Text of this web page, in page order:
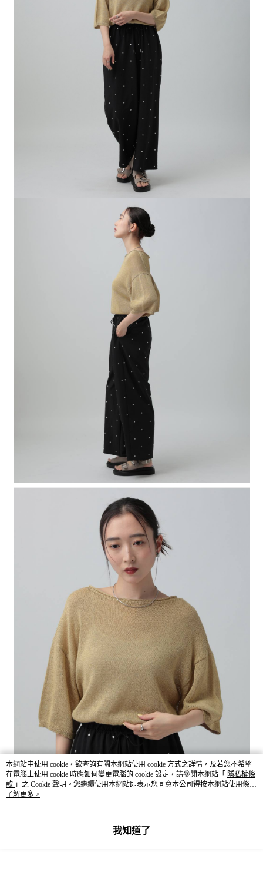
本網站中使用 cookie，欲查詢有關本網站使用 cookie 方式之詳情，及若您不希望
在電腦上使用 cookie 時應如何變更電腦的 cookie 設定，請參閱本網站「 隱私權條
款 」之 Cookie 聲明。您繼續使用本網站即表示您同意本公司得按本網站使用條款
之 Cookie 聲明使用 cookie。
了解更多 >
我知道了